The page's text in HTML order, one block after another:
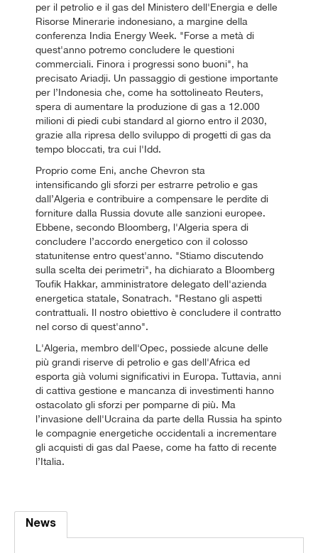
per il petrolio e il gas del Ministero dell'Energia e delle
Risorse Minerarie indonesiano, a margine della
conferenza India Energy Week. "Forse a metà di
quest'anno potremo concludere le questioni
commerciali. Finora i progressi sono buoni", ha
precisato Ariadji. Un passaggio di gestione importante
per l’Indonesia che, come ha sottolineato Reuters,
spera di aumentare la produzione di gas a 12.000
milioni di piedi cubi standard al giorno entro il 2030,
grazie alla ripresa dello sviluppo di progetti di gas da
tempo bloccati, tra cui l'Idd.
Proprio come Eni, anche Chevron sta
intensificando gli sforzi per estrarre petrolio e gas
dall’Algeria e contribuire a compensare le perdite di
forniture dalla Russia dovute alle sanzioni europee.
Ebbene, secondo Bloomberg, l'Algeria spera di
concludere l’accordo energetico con il colosso
statunitense entro quest'anno. "Stiamo discutendo
sulla scelta dei perimetri", ha dichiarato a Bloomberg
Toufik Hakkar, amministratore delegato dell'azienda
energetica statale, Sonatrach. "Restano gli aspetti
contrattuali. Il nostro obiettivo è concludere il contratto
nel corso di quest'anno".
L'Algeria, membro dell'Opec, possiede alcune delle
più grandi riserve di petrolio e gas dell'Africa ed
esporta già volumi significativi in Europa. Tuttavia, anni
di cattiva gestione e mancanza di investimenti hanno
ostacolato gli sforzi per pomparne di più. Ma
l’invasione dell'Ucraina da parte della Russia ha spinto
le compagnie energetiche occidentali a incrementare
gli acquisti di gas dal Paese, come ha fatto di recente
l’Italia.
News